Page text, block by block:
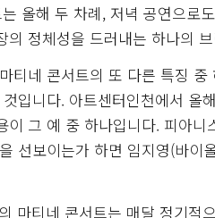
올해 두 차례, 저녁 공연으로
의 정체성을 드러내는 하나의
티네 콘서트의 또 다른 특징
입니다. 아트센터인천에서 올
이 그 예 중 하나입니다. 피아니
선보이는가 하면 임지영(바이
마티네 콘서트는 매달 정기적